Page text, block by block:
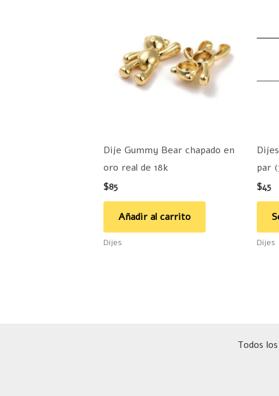
Dije Gummy Bear chapado en
oro real de 18k
$85
Añadir al carrito
Dijes
par
$45
Dijes
Todos